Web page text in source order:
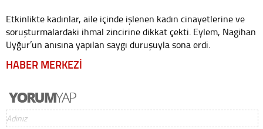
Etkinlikte kadınlar, aile içinde işlenen kadın cinayetlerine ve
soruşturmalardaki ihmal zincirine dikkat çekti. Eylem, Nagihan
Uyğur’un anısına yapılan saygı duruşuyla sona erdi.
HABER MERKEZİ